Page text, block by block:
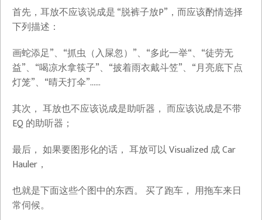
首先，耳放不应该说成是 “脱裤子放P”，而应该酌情选择
下列描述：
画蛇添足”、“抓虫（入屎忽）”、“多此一举“、“徒劳无
益”、“喝凉水拿筷子”、“披着雨衣戴斗笠”、“月亮底下点
灯笼”、“晴天打伞”……
其次， 耳放也不应该说成是助听器， 而应该说成是不带
EQ 的助听器；
最后， 如果要图形化的话， 耳放可以 Visualized 成 Car
Hauler，
也就是下面这些个图中的东西。 买了跑车， 用拖车来日
常伺候。
从
零
开